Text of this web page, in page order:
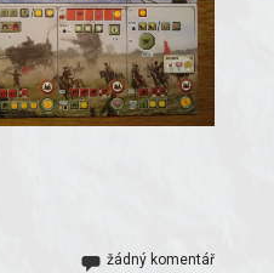
žádný komentář